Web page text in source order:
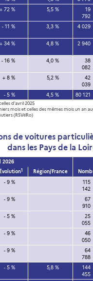
+ 72 % 5,5 %
19
792
- 11 % 3,3 % 4 029
+ 34 % 4,8 % 2 940
- 16 % 4,0 %
38
082
+ 8 % 5,2 %
42
039
- 5 % 4,5 % 80 121
d’avril 2025
mois et celles des mêmes mois un an
(RSVéRo)
de voitures
dans les Pays de la
2026
Évolution1 Région/France
- 9 %
115
142
- 9 %
67
910
- 5 %
25
055
- 9 %
46
050
- 9 %
64
788
- 5 % 5,8 %
144
455